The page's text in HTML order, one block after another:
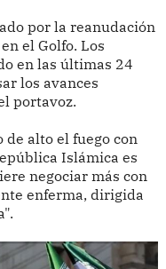
por la reanudación
el Golfo. Los
en las últimas 24
los avances
portavoz.
alto el fuego con
Islámica es
negociar más con
enferma, dirigida